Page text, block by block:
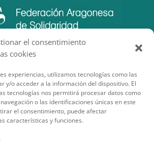
el consentimiento
cookies
experiencias, utilizamos tecnologías como las
y/o acceder a la información del dispositivo. El
tecnologías nos permitirá procesar datos como
o las identificaciones únicas en este
el consentimiento, puede afectar
características y funciones.